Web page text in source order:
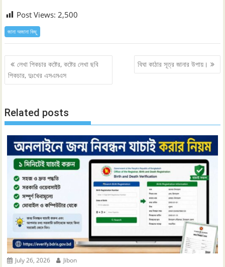
Post Views: 2,500
জানা অজানা কিছু
Post
navigation
লেখা পিকচার কষ্টের, কষ্টের লেখা ছবি
পিকচার, দুঃখের এসএমএস
বিঘা কাঠার সূত্র জানার উপায়।
Related posts
July 26, 2026 Jibon